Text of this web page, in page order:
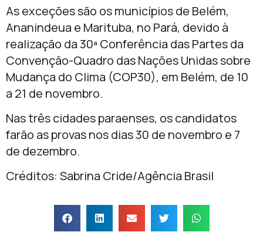
As exceções são os municípios de Belém,
Ananindeua e Marituba, no Pará, devido à
realização da 30ª Conferência das Partes da
Convenção-Quadro das Nações Unidas sobre
Mudança do Clima (COP30), em Belém, de 10
a 21 de novembro.
Nas três cidades paraenses, os candidatos
farão as provas nos dias 30 de novembro e 7
de dezembro.
Créditos: Sabrina Cride/Agência Brasil